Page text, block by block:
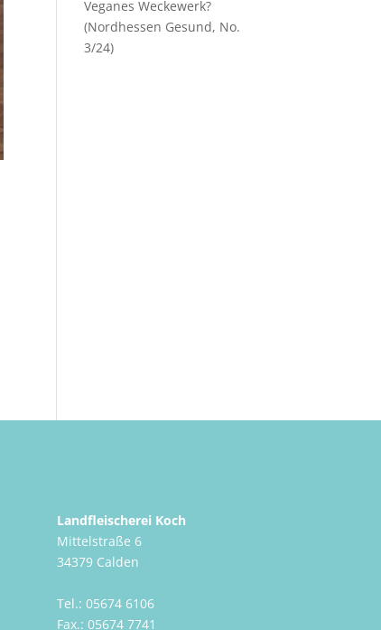
Veganes Weckewerk?
(Nordhessen Gesund, No.
3/24)
Landfleischerei Koch
Mittelstraße 6
34379 Calden
Tel.: 05674 6106
Fax.: 05674 7741